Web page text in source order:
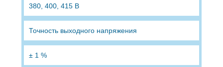
380, 400, 415 В
Точность выходного напряжения
± 1 %